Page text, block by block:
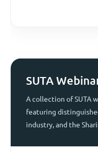
SUTA
A collection of SUTA
featuring
industry, and the